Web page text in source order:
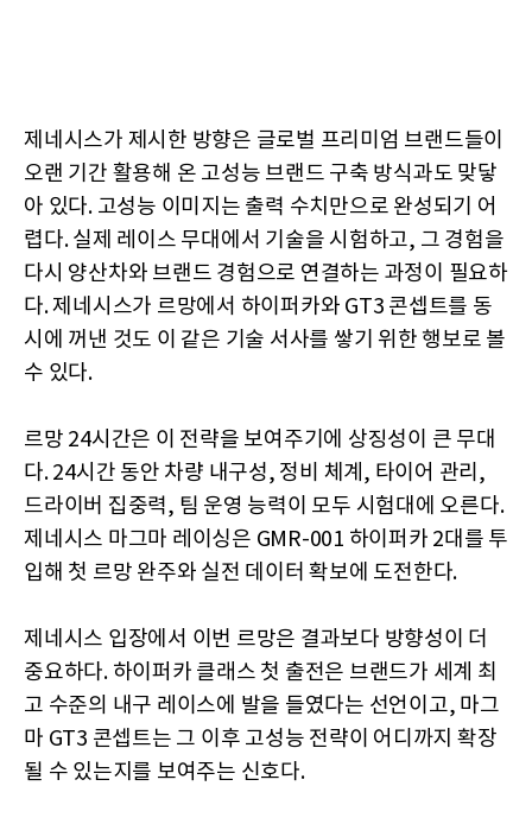
제네시스가 제시한 방향은 글로벌 프리미엄 브랜드들이
오랜 기간 활용해 온 고성능 브랜드 구축 방식과도 맞닿
아 있다. 고성능 이미지는 출력 수치만으로 완성되기 어
렵다. 실제 레이스 무대에서 기술을 시험하고, 그 경험을
다시 양산차와 브랜드 경험으로 연결하는 과정이 필요하
다. 제네시스가 르망에서 하이퍼카와 GT3 콘셉트를 동
시에 꺼낸 것도 이 같은 기술 서사를 쌓기 위한 행보로 볼
수 있다.
르망 24시간은 이 전략을 보여주기에 상징성이 큰 무대
다. 24시간 동안 차량 내구성, 정비 체계, 타이어 관리,
드라이버 집중력, 팀 운영 능력이 모두 시험대에 오른다.
제네시스 마그마 레이싱은 GMR-001 하이퍼카 2대를 투
입해 첫 르망 완주와 실전 데이터 확보에 도전한다.
제네시스 입장에서 이번 르망은 결과보다 방향성이 더
중요하다. 하이퍼카 클래스 첫 출전은 브랜드가 세계 최
고 수준의 내구 레이스에 발을 들였다는 선언이고, 마그
마 GT3 콘셉트는 그 이후 고성능 전략이 어디까지 확장
될 수 있는지를 보여주는 신호다.